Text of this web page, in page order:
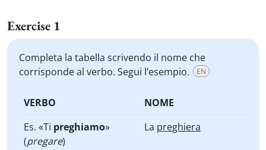
Exercise 1
Completa la tabella scrivendo il nome che
corrisponde al verbo. Segui l’esempio.
EN
VERBO
NOME
Es. «Ti preghiamo»
(pregare)
La preghiera